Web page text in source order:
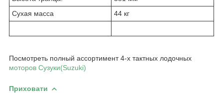
Сухая масса
44 кг
Посмотреть полный ассортимент 4-х тактных лодочных
моторов Сузуки(Suzuki)
Приховати